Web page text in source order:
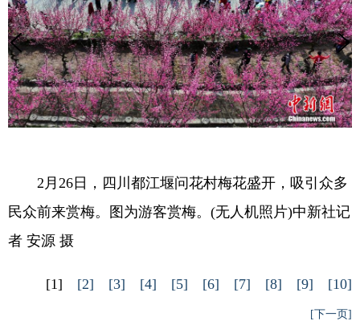
2月26日，四川都江堰问花村梅花盛开，吸引众多
民众前来赏梅。图为游客赏梅。(无人机照片)中新社记
者 安源 摄
[1] [2] [3] [4] [5] [6] [7] [8] [9] [10]
[下一页]